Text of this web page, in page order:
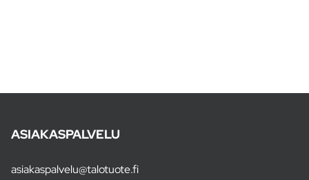
ASIAKASPALVELU
asiakaspalvelu@talotuote.fi